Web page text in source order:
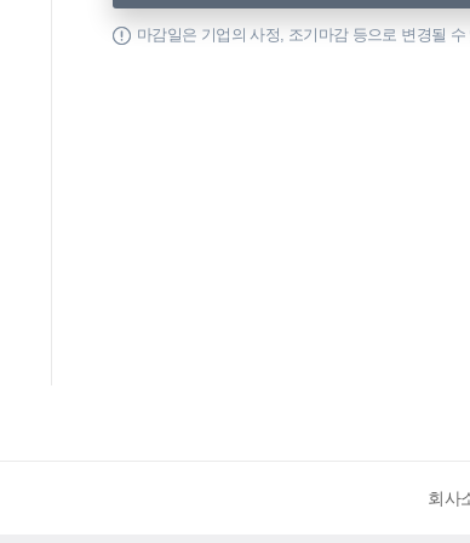
마감일은 기업의 사정, 조기마감 등으로 변경될 수
회사